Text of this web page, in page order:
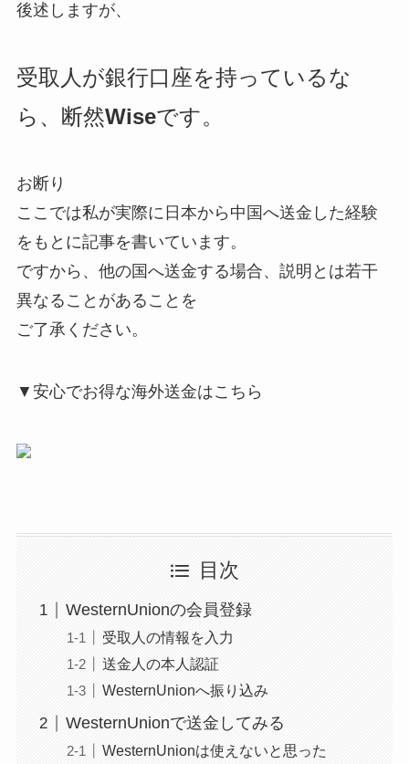
後述しますが、
受取人が銀行口座を持っているな
ら、断然Wiseです。
お断り
ここでは私が実際に日本から中国へ送金した経験
をもとに記事を書いています。
ですから、他の国へ送金する場合、説明とは若干
異なることがあることを
ご了承ください。
▼安心でお得な海外送金はこちら
目次
WesternUnionの会員登録
受取人の情報を入力
送金人の本人認証
WesternUnionへ振り込み
WesternUnionで送金してみる
WesternUnionは使えないと思った